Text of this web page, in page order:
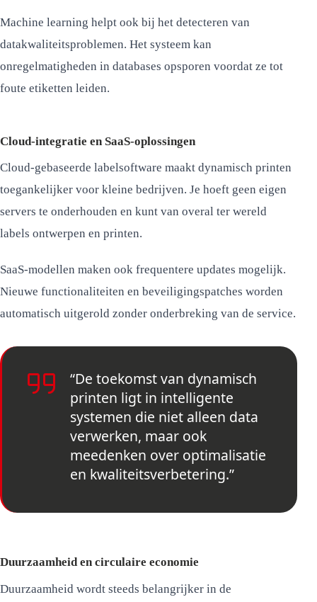
Machine learning helpt ook bij het detecteren van
datakwaliteitsproblemen. Het systeem kan
onregelmatigheden in databases opsporen voordat ze tot
foute etiketten leiden.
Cloud-integratie en SaaS-oplossingen
Cloud-gebaseerde labelsoftware maakt dynamisch printen
toegankelijker voor kleine bedrijven. Je hoeft geen eigen
servers te onderhouden en kunt van overal ter wereld
labels ontwerpen en printen.
SaaS-modellen maken ook frequentere updates mogelijk.
Nieuwe functionaliteiten en beveiligingspatches worden
automatisch uitgerold zonder onderbreking van de service.
“De toekomst van dynamisch
printen ligt in intelligente
systemen die niet alleen data
verwerken, maar ook
meedenken over optimalisatie
en kwaliteitsverbetering.”
Duurzaamheid en circulaire economie
Duurzaamheid wordt steeds belangrijker in de